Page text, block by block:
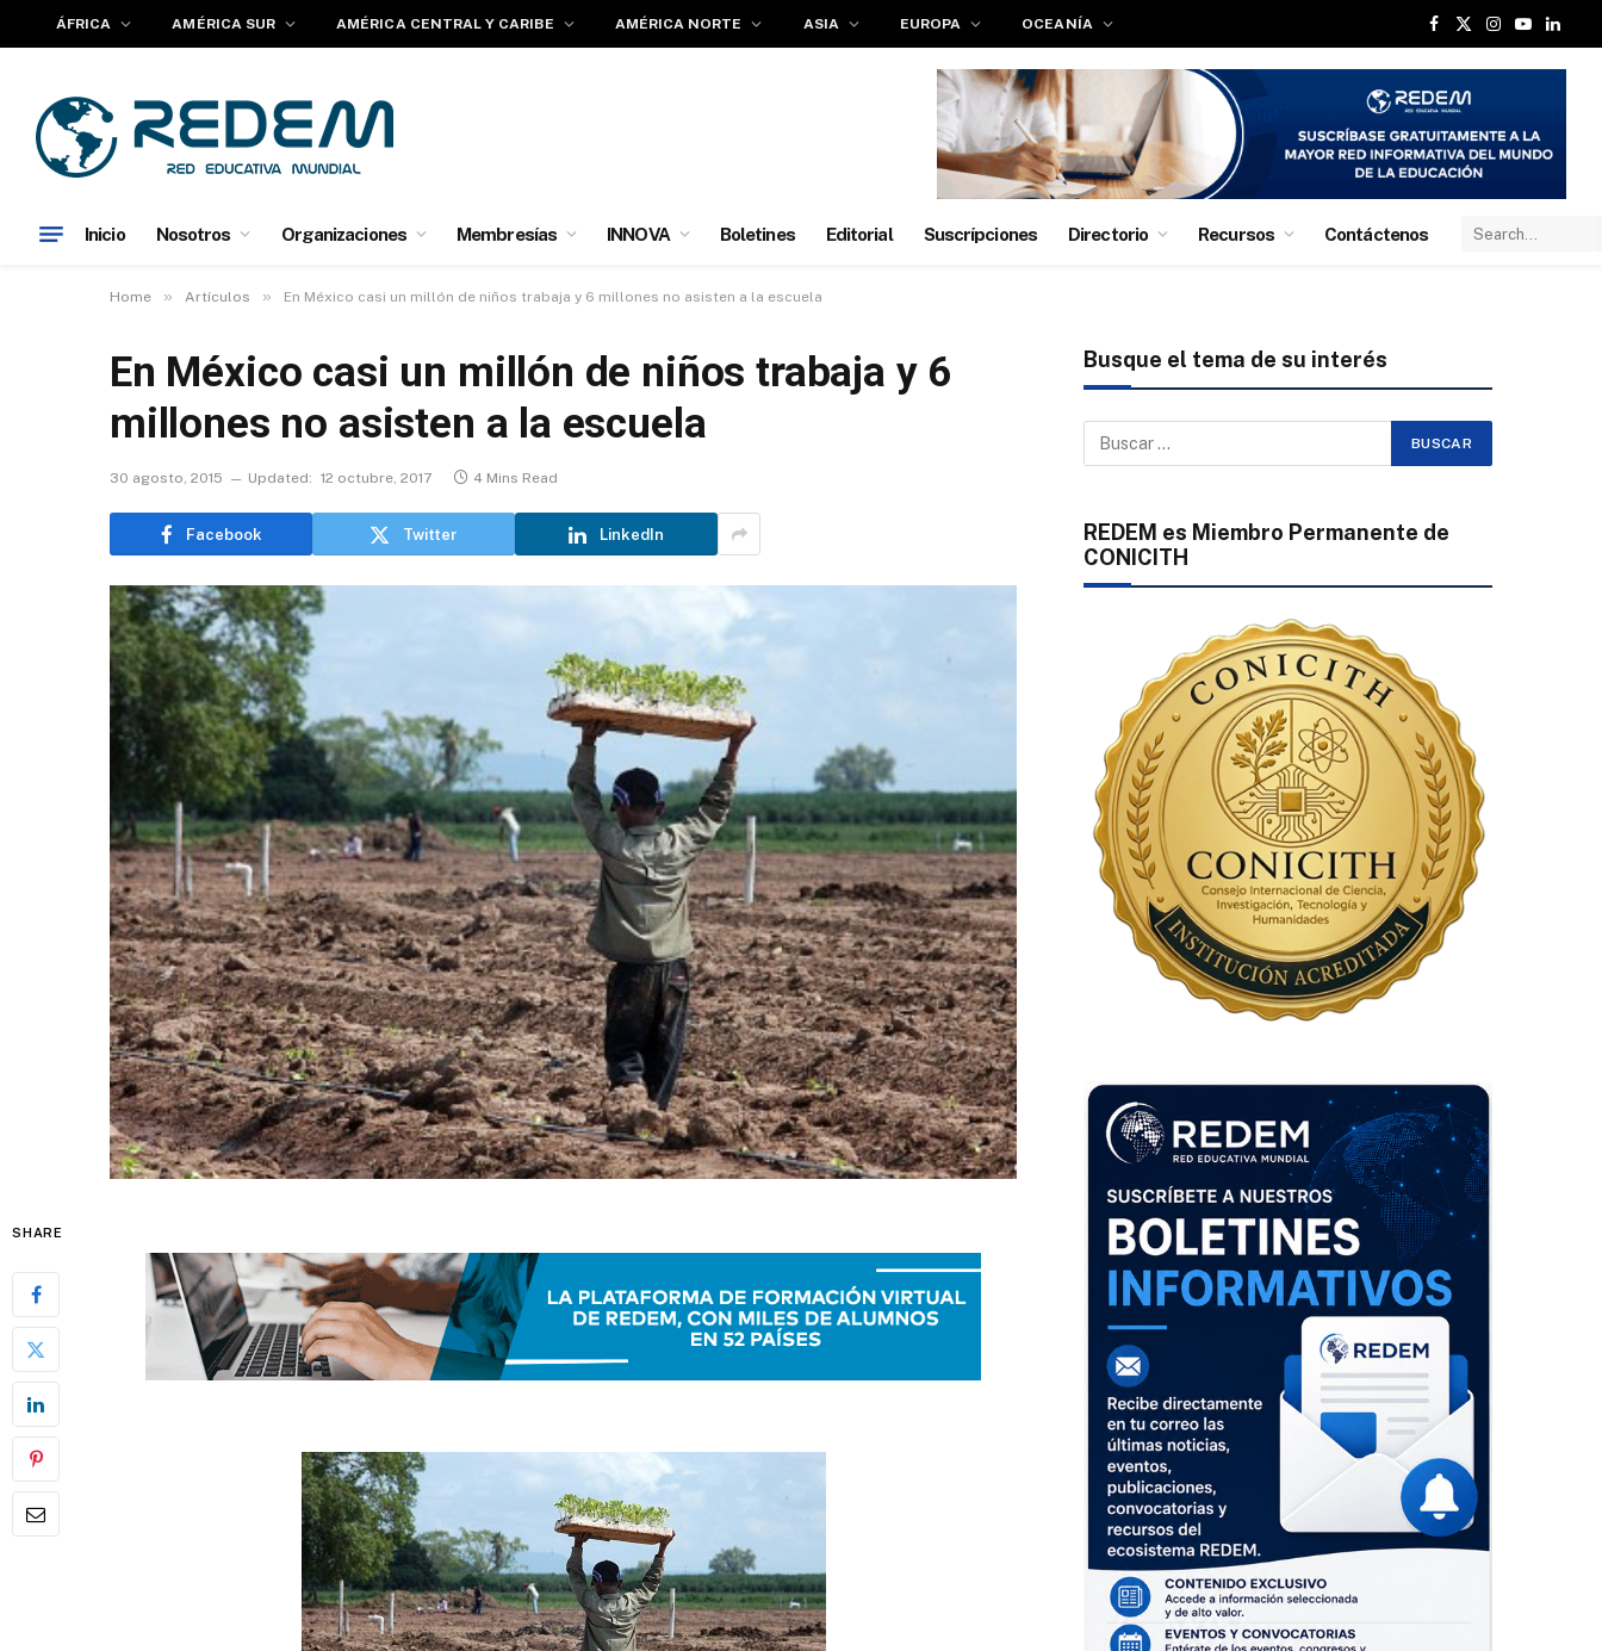
ÁFRICA AMÉRICA SUR AMÉRICA CENTRAL Y CARIBE AMÉRICA NORTE ASIA EUROPA OCEANÍA
Facebook
X
Instagram
YouTube
Inicio Nosotros Organizaciones Membresías INNOVA Boletines Editorial Suscrípciones Directorio Recursos Contáctenos
Home » Artículos » En México casi un millón de niños trabaja y 6 millones no asisten a la escuela
En México casi un millón de niños trabaja y 6
millones no asisten a la escuela
30 agosto, 2015 Updated: 12 octubre, 2017 4 Mins Read
Facebook Twitter LinkedIn
SHARE
Busque el tema de su interés
REDEM es Miembro Permanente de
CONICITH